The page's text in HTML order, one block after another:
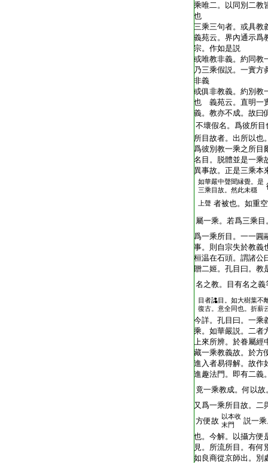
乘唯二。以同別二教
也
三乘三句者。或具
義苑云。界內通示爲
宗。作如是説
或唯教非義。約同
乃三乘假説。一實方
非義
或俱非教義。約別教
也 義苑云。直明一
義。教亦不成。故曰
不壞假名。爲彼所目
所目故者。出所以也
爲彼別教一乘之所目
名目。脱體並是一乘
異事故。正是三乘本
如華嚴中聲聞縁覺。是
三乘目故。然此未穩
上聲 者被也。如重
屬一乘。若爲三乘
爲一乘所目。一一圓
事。則自宗失於教義
桓温在石頭。謂諸公
贈二姬。孔目曰。教
名之教。目有名之
目者詺目。如大樹葉不
復古。意全同也。折薪
今詳。孔目曰。一乘
乘。如華嚴説。二者
上來所辨。於眷屬經
藏一乘教義故。於方
進入者易得解。故作
進趣法門。即有二義
竟一乘教成。何以
又爲一乘所目故。二
方便故 以本收
末門
説一
也。今解。以攝方便
見。所流所目。有何
如良商從京師出。別